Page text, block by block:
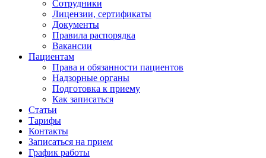
Сотрудники
Лицензии, сертификаты
Документы
Правила распорядка
Вакансии
Пациентам
Права и обязанности пациентов
Надзорные органы
Подготовка к приему
Как записаться
Статьи
Тарифы
Контакты
Записаться на прием
График работы